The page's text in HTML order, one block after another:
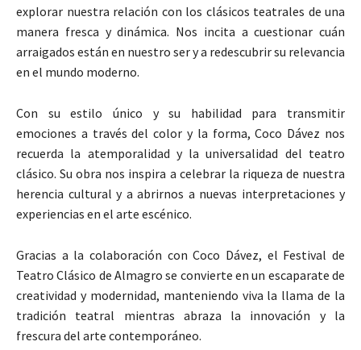
explorar nuestra relación con los clásicos teatrales de una
manera fresca y dinámica. Nos incita a cuestionar cuán
arraigados están en nuestro ser y a redescubrir su relevancia
en el mundo moderno.
Con su estilo único y su habilidad para transmitir
emociones a través del color y la forma, Coco Dávez nos
recuerda la atemporalidad y la universalidad del teatro
clásico. Su obra nos inspira a celebrar la riqueza de nuestra
herencia cultural y a abrirnos a nuevas interpretaciones y
experiencias en el arte escénico.
Gracias a la colaboración con Coco Dávez, el Festival de
Teatro Clásico de Almagro se convierte en un escaparate de
creatividad y modernidad, manteniendo viva la llama de la
tradición teatral mientras abraza la innovación y la
frescura del arte contemporáneo.